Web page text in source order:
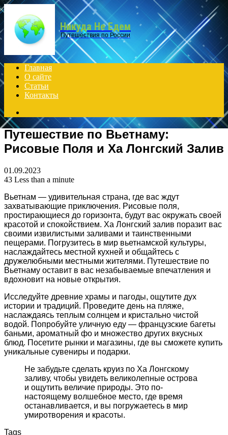
Menu
Никуда Не Едем
Путешествия по России
Главная
О сайте
Статьи
Контакты
Путешествие по Вьетнаму:
Рисовые Поля и Ха Лонгский Залив
01.09.2023
43 Less than a minute
Вьетнам — удивительная страна, где вас ждут
захватывающие приключения. Рисовые поля,
простирающиеся до горизонта, будут вас окружать своей
красотой и спокойствием. Ха Лонгский залив поразит вас
своими извилистыми заливами и таинственными
пещерами. Погрузитесь в мир вьетнамской культуры,
наслаждайтесь местной кухней и общайтесь с
дружелюбными местными жителями. Путешествие по
Вьетнаму оставит в вас незабываемые впечатления и
вдохновит на новые открытия.
Исследуйте древние храмы и пагоды, ощутите дух
истории и традиций. Проведите день на пляже,
наслаждаясь теплым солнцем и кристально чистой
водой. Попробуйте уличную еду — французские багеты
баньми, ароматный фо и множество других вкусных
блюд. Посетите рынки и магазины, где вы сможете купить
уникальные сувениры и подарки.
Не забудьте сделать круиз по Ха Лонгскому
заливу, чтобы увидеть великолепные острова
и ощутить величие природы. Это по-
настоящему волшебное место, где время
останавливается, и вы погружаетесь в мир
умиротворения и красоты.
Tags